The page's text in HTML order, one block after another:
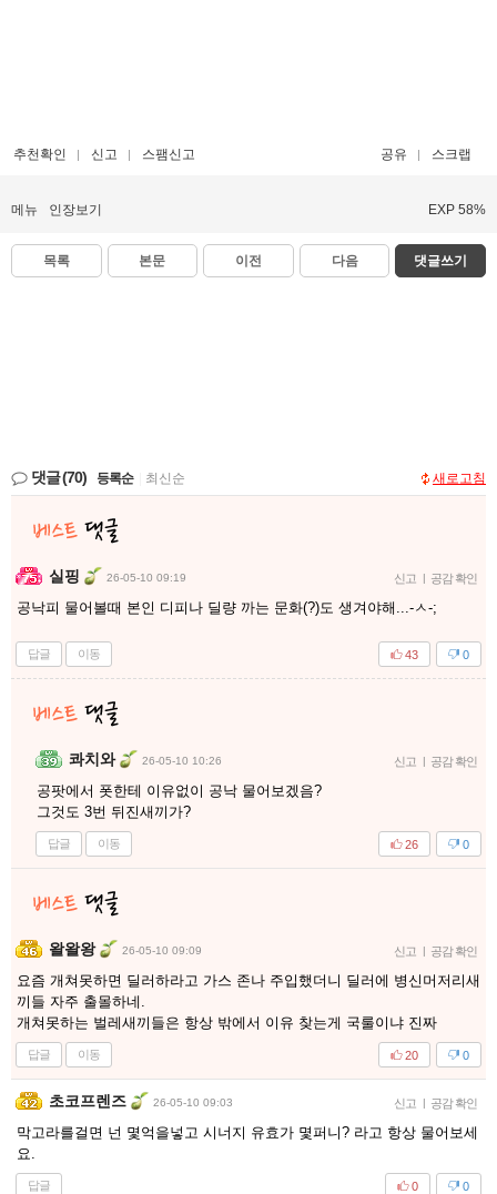
추천확인 신고 스팸신고 공유 스크랩
메뉴 인장보기 EXP 58%
목록 본문 이전 다음 댓글쓰기
댓글(70) 등록순 최신순 새로고침
실핑 26-05-10 09:19 신고 | 공감 확인
공낙피 물어볼때 본인 디피나 딜량 까는 문화(?)도 생겨야해...-ㅅ-;
답글 이동 0
43
콰치와 26-05-10 10:26 신고 | 공감 확인
공팟에서 폿한테 이유없이 공낙 물어보겠음?
그것도 3번 뒤진새끼가?
답글 이동 0
26
왈왈왕 26-05-10 09:09 신고 | 공감 확인
요즘 개쳐못하면 딜러하라고 가스 존나 주입했더니 딜러에 병신머저리새
끼들 자주 출몰하네.
개쳐못하는 벌레새끼들은 항상 밖에서 이유 찾는게 국룰이냐 진짜
답글 이동 0
20
초코프렌즈 26-05-10 09:03 신고 | 공감 확인
막고라를걸면 넌 몇억을넣고 시너지 유효가 몇퍼니? 라고 항상 물어보세
요.
답글 0
0